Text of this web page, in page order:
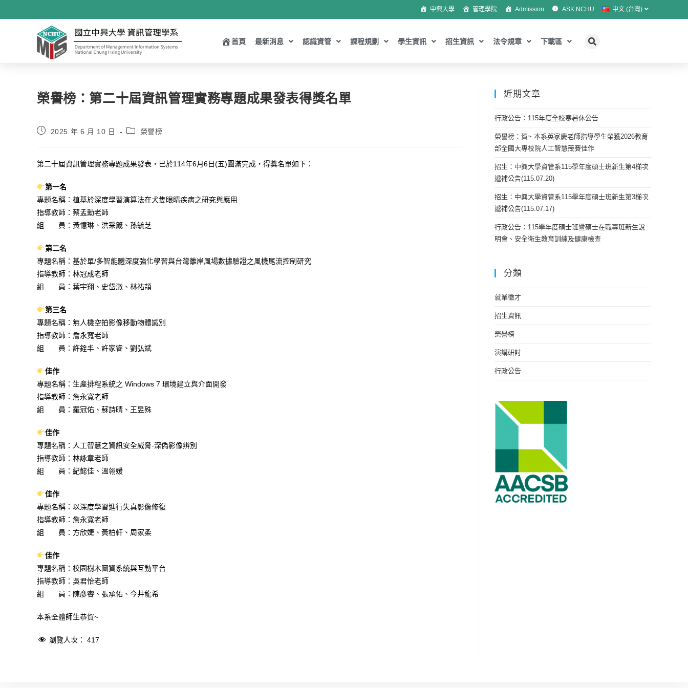
中興大學 管理學院 Admission ASK NCHU 中文 (台灣)
首頁 最新消息 認識資管 課程規劃 學生資訊 招生資訊 法令規章 下載區
榮譽榜：第二十屆資訊管理實務專題成果發表得獎名單
2025 年 6 月 10 日 榮譽榜
第二十屆資訊管理實務專題成果發表，已於114年6月6日(五)圓滿完成，得獎名單如下：
第一名
專題名稱：植基於深度學習演算法在犬隻眼睛疾病之研究與應用
指導教師：蔡孟勳老師
組 員：黃憶琳、洪采箴、孫毓芝
第二名
專題名稱：基於單/多智能體深度強化學習與台灣離岸風場數據驗證之風機尾流控制研究
指導教師：林冠成老師
組 員：葉宇翔、史岱澂、林祐頡
第三名
專題名稱：無人機空拍影像移動物體識別
指導教師：詹永寬老師
組 員：許銓丰、許家睿、劉弘斌
佳作
專題名稱：生產排程系統之 Windows 7 環境建立與介面開發
指導教師：詹永寬老師
組 員：羅冠佑、蘇詩晴、王昱殊
佳作
專題名稱：人工智慧之資訊安全威脅-深偽影像辨別
指導教師：林詠章老師
組 員：紀懿佳、溫翎媛
佳作
專題名稱：以深度學習進行失真影像修復
指導教師：詹永寬老師
組 員：方欣婕、黃柏軒、周家柔
佳作
專題名稱：校園樹木圖資系統與互動平台
指導教師：吳君怡老師
組 員：陳彥睿、張承佑、今井龍希
本系全體師生恭賀~
瀏覽人次： 417
近期文章
行政公告：115年度全校寒暑休公告
榮譽榜：賀~ 本系英家慶老師指導學生榮獲2026教育
部全國大專校院人工智慧競賽佳作
招生：中興大學資管系115學年度碩士班新生第4梯次
遞補公告(115.07.20)
招生：中興大學資管系115學年度碩士班新生第3梯次
遞補公告(115.07.17)
行政公告：115學年度碩士班暨碩士在職專班新生說
明會、安全衛生教育訓練及健康檢查
分類
就業徵才
招生資訊
榮譽榜
演講研討
行政公告